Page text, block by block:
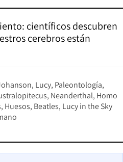
científicos descubren
cerebros están
Lucy Paleontología
Neanderthal Homo
Huesos Beatles Lucy in the Sky